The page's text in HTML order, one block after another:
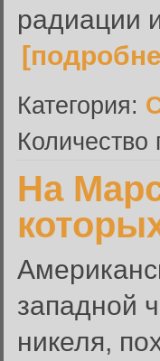
радиации
Категория:
Количество
На
западной
никеля,